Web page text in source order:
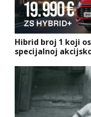
Hibrid broj 1 koji
specijalnoj